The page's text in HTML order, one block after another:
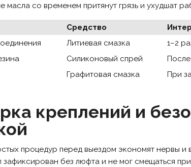
масла со временем притянут грязь и ухудшат
Средство
Литиевая смазка
1–2
Силиконовый спрей
Графитовая смазка При
креплений и
процедур перед выездом экономят нервы и
зафиксирован без люфта и не мог смещаться